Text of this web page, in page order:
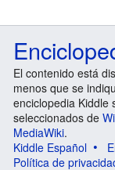
El contenido está
menos que se
enciclopedia Kiddle
seleccionados de
MediaWiki.
Kiddle Español
Política de